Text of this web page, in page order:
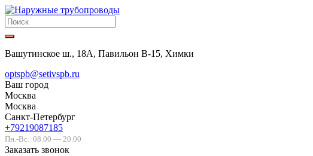
Вашутинское ш., 18А, Павильон В-15, Химки
optspb@setivspb.ru
Ваш город
Москва
Москва
Санкт-Петербург
+79219087185
Пн.-Вс. 08.00 — 20.00
Заказать звонок